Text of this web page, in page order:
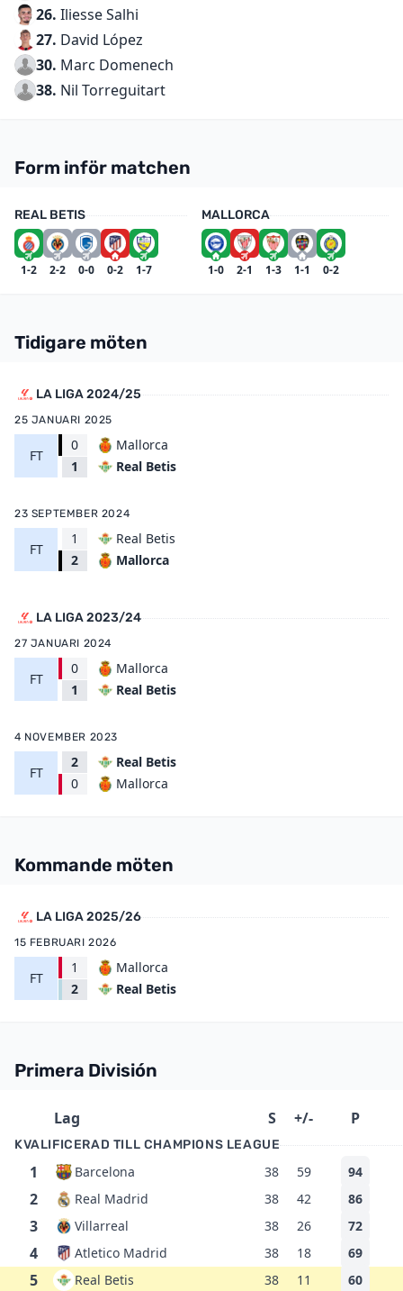
26. Iliesse Salhi
27. David López
30. Marc Domenech
38. Nil Torreguitart
Form inför matchen
REAL BETIS
1-2 2-2 0-0 0-2 1-7
MALLORCA
1-0 2-1 1-3 1-1 0-2
Tidigare möten
LA LIGA 2024/25
25 JANUARI 2025
FT
0
1
Mallorca
Real Betis
23 SEPTEMBER 2024
FT
1
2
Real Betis
Mallorca
LA LIGA 2023/24
27 JANUARI 2024
FT
0
1
Mallorca
Real Betis
4 NOVEMBER 2023
FT
2
0
Real Betis
Mallorca
Kommande möten
LA LIGA 2025/26
15 FEBRUARI 2026
FT
1
2
Mallorca
Real Betis
Primera División
Lag S +/- P
KVALIFICERAD TILL CHAMPIONS LEAGUE
1 Barcelona 38 59 94
2 Real Madrid 38 42 86
3 Villarreal 38 26 72
4 Atletico Madrid 38 18 69
5 Real Betis 38 11 60